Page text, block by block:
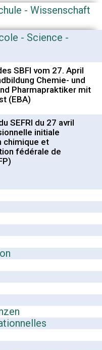
- Wissenschaft
- Science -
SBFI vom 27. April
Chemie- und
Pharmapraktiker mit
(EBA)
SEFRI du 27 avril
initiale
chimique et
fédérale de